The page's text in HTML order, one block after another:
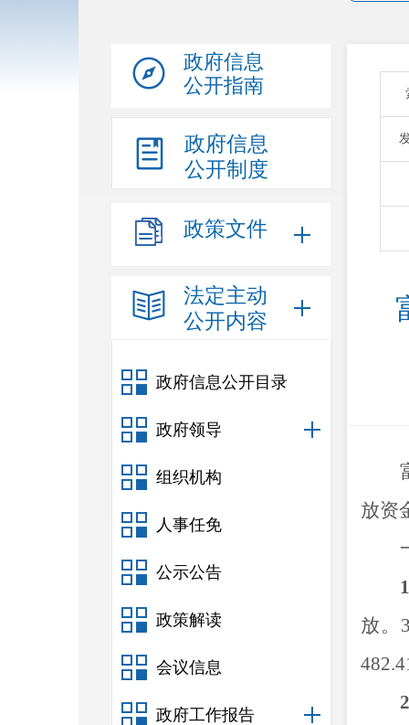
政府信息
公开指南
政府信息
公开制度
政策文件
法定主动
公开内容
政府信息公开目录
政府领导
组织机构
人事任免
公示公告
政策解读
会议信息
政府工作报告
放资
放。